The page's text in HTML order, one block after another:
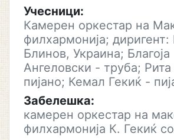
Учесници:
Камерен оркестар на
филхармонија; диригент:
Блинов, Украина; Благоја
Ангеловски - труба;
пијано; Кемал Гекиќ -
Забелешка:
камерен оркестар на
филхармонија К. Гекиќ